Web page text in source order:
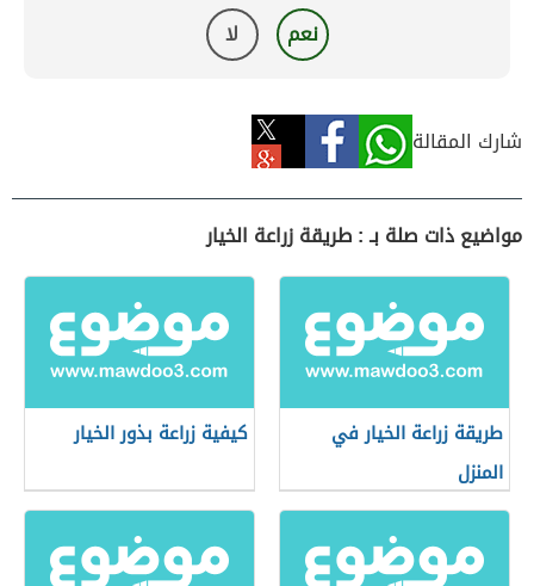
نعم لا
شارك المقالة
مواضيع ذات صلة بـ : طريقة زراعة الخيار
طريقة زراعة الخيار في
المنزل
كيفية زراعة بذور الخيار